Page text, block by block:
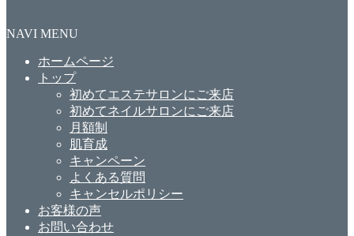
NAVI MENU
ホームページ
トップ
初めてエステサロンにご来店
初めてネイルサロンにご来店
月額制
肌育成
キャンペーン
よくある質問
キャンセルポリシー
お客様の声
お問い合わせ